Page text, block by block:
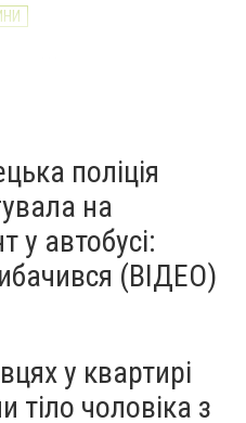
арки для
поліція
на
у автобусі:
(ВІДЕО)
у квартирі
тіло чоловіка з